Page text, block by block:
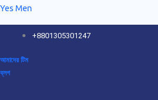
Skip
to
content
Yes Men
+8801305301247
আমাদের টিম
ব্লগ